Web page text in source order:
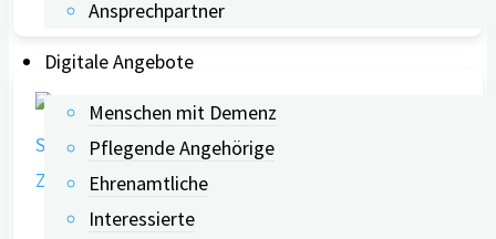
Ansprechpartner
Digitale Angebote
Menschen mit Demenz
Pflegende Angehörige
Ehrenamtliche
Interessierte